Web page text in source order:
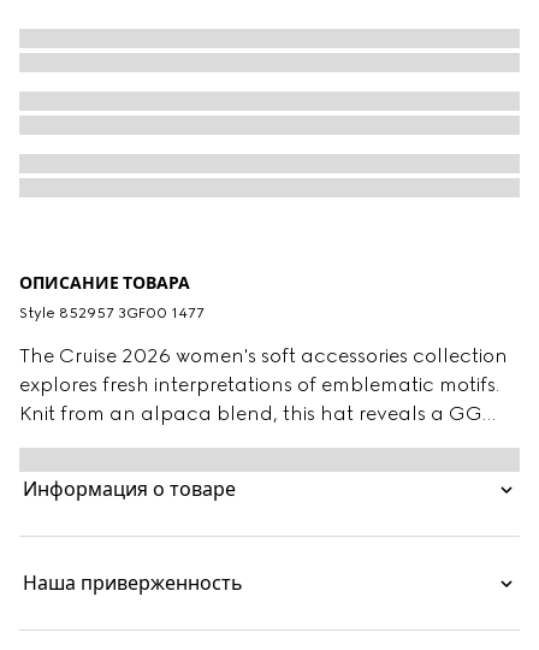
ОПИСАНИЕ ТОВАРА
Style ‎852957 3GF00 1477
The Cruise 2026 women's soft accessories collection
explores fresh interpretations of emblematic motifs.
Knit from an alpaca blend, this hat reveals a GG
pattern.
Информация о товаре
Наша приверженность